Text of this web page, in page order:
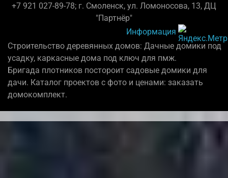
+7 921 027-89-78; г. Смоленск, ул. Ломоносова, 13, ДЦ
"Партнёр"
Информация
Строительство деревянных домов: Дачные домики под
усадку, каркасные дома под ключ для пмж.
Бригада плотников постороит садовые домики для
дачи. Каталог проектов с фото и ценами: заказать
домокомплект.